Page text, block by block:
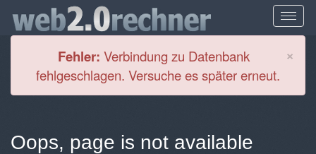
×
Fehler: Verbindung zu Datenbank
fehlgeschlagen. Versuche es später erneut.
Oops, page is not available